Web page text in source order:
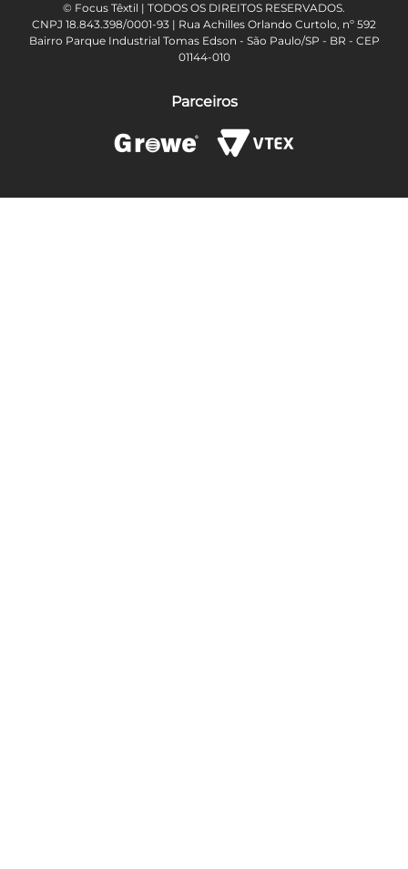
© Focus Têxtil | TODOS OS DIREITOS RESERVADOS.
CNPJ 18.843.398/0001-93 | Rua Achilles Orlando Curtolo, nº 592
Bairro Parque Industrial Tomas Edson - São Paulo/SP - BR - CEP
01144-010
Parceiros